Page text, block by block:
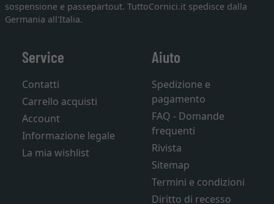
sospensione e passepartout. TuttoCornici.it spedisce dalla
Germania all'Italia.
Service
Contatti
Carrello acquisti
Account
Informazione legale
La mia wishlist
Aiuto
Spedizione e
pagamento
FAQ - Domande
frequenti
Rivista
Sitemap
Termini e condizioni
Diritto di recesso